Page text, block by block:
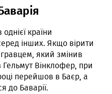
країни
інших. Якщо вірити
який змінив
Вінклофер, при
перейшов в Баєр, а
до Баварії.